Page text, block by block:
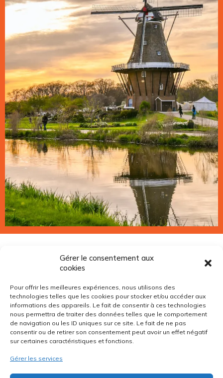
Gérer le consentement aux
cookies
Pour offrir les meilleures expériences, nous utilisons des
technologies telles que les cookies pour stocker et/ou accéder aux
informations des appareils. Le fait de consentir à ces technologies
nous permettra de traiter des données telles que le comportement
de navigation ou les ID uniques sur ce site. Le fait de ne pas
consentir ou de retirer son consentement peut avoir un effet négatif
sur certaines caractéristiques et fonctions.
Gérer les services
Livraison Rapide
L'ensemble des produits sont tenus en stock en Suisse et
livrables dans un délai très court.